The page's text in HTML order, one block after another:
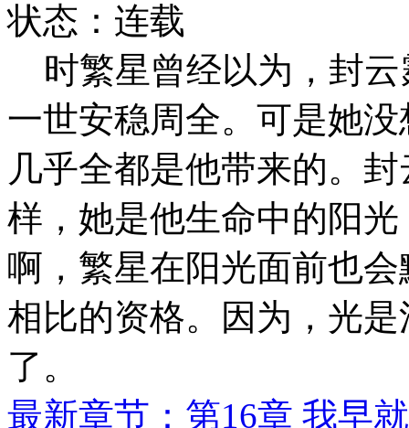
状态：连载
时繁星曾经以为，封云
一世安稳周全。可是她
几乎全都是他带来的。
样，她是他生命中的阳
啊，繁星在阳光面前也
相比的资格。因为，光
了。
最新章节：第16章 我早